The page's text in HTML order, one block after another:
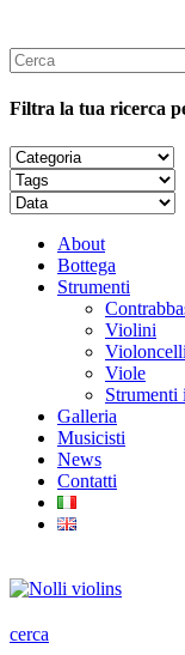
Filtra la tua ricerca
About
Bottega
Strumenti
Violini
Violoncelli
Viole
Strumenti
Galleria
Musicisti
News
Contatti
cerca